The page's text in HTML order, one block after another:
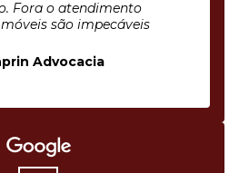
Fora o atendimento
são impecáveis
Advocacia